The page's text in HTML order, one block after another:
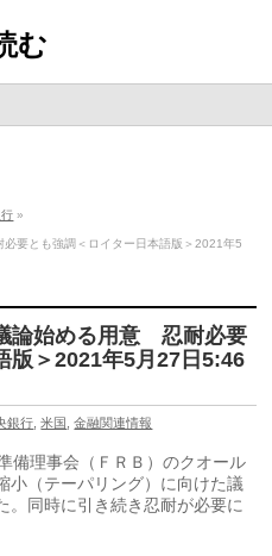
む
»
要とも強調＜ロイター日本語版＞2021年5
論始める用意 忍耐必要
版＞2021年5月27日5:46
銀行 ,米国 ,金融関連情報
備理事会（ＦＲＢ）のクオール
小（テーパリング）に向けた議
。同時に引き続き忍耐が必要に